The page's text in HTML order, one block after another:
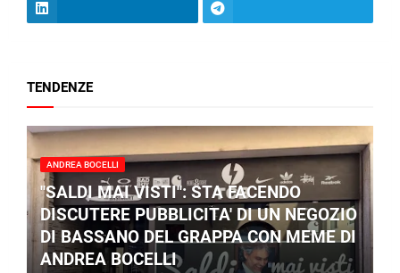
TENDENZE
ANDREA BOCELLI
"SALDI MAI VISTI": STA FACENDO
DISCUTERE PUBBLICITA' DI UN NEGOZIO
DI BASSANO DEL GRAPPA CON MEME DI
ANDREA BOCELLI